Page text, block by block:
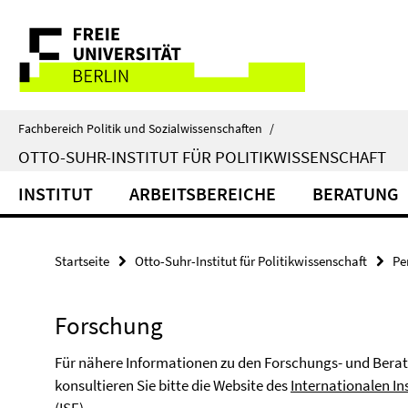
direkt
Inhalt
Service-
Navigation
Fachbereich Politik und Sozialwissenschaften /
OTTO-SUHR-INSTITUT FÜR POLITIKWISSENSCHAFT
INSTITUT ARBEITSBEREICHE BERATUNG
Startseite Otto-Suhr-Institut für Politikwissenschaft
Forschung
Für nähere Informationen zu den Forschungs- und
konsultieren Sie bitte die Website desInternationalen